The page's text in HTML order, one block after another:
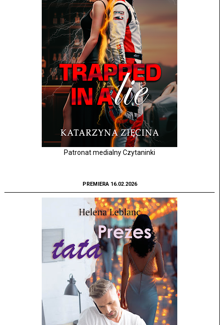
Patronat medialny Czytaninki
PREMIERA 16.02.2026